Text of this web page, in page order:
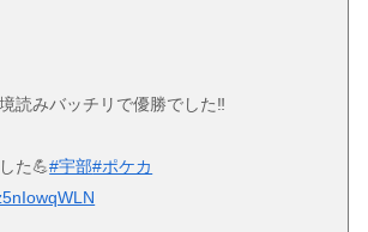
読みバッチリで優勝でした‼️
た💪#宇部#ポケカ